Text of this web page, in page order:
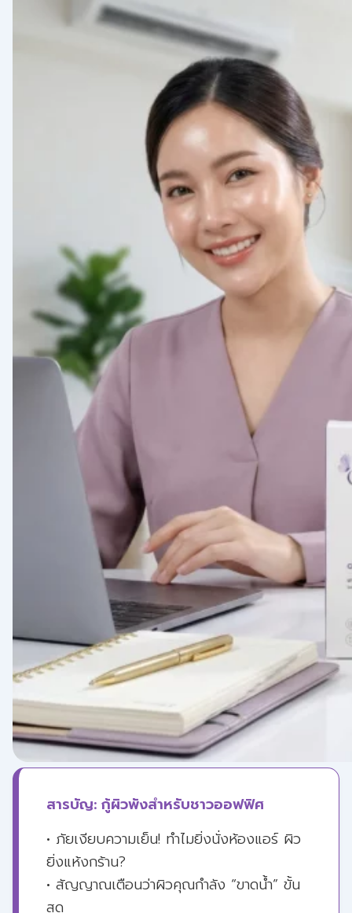
สารบัญ: กู้ผิวพังสำหรับชาวออฟฟิศ
• ภัยเงียบความเย็น! ทำไมยิ่งนั่งห้องแอร์ ผิว
ยิ่งแห้งกร้าน?
• สัญญาณเตือนว่าผิวคุณกำลัง “ขาดน้ำ” ขั้น
สุด